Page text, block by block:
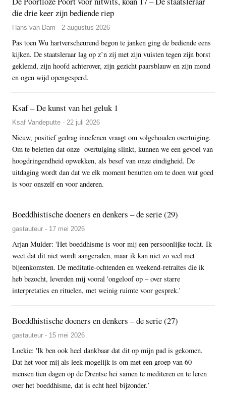
die drie keer zijn bediende riep
Hans van Dam - 2 augustus 2026
Pas toen Wu hartverscheurend begon te janken ging de bediende eens
kijken. De staatsleraar lag op z’n zij met zijn vuisten tegen zijn borst
geklemd, zijn hoofd achterover, zijn gezicht paarsblauw en zijn mond
en ogen wijd opengesperd.
Ksaf – De kunst van het geluk 1
Ksaf Vandeputte - 22 juli 2026
Nieuw, positief gedrag inoefenen vraagt om volgehouden overtuiging.
Om te beletten dat onze overtuiging slinkt, kunnen we een gevoel van
hoogdringendheid opwekken, als besef van onze eindigheid. De
uitdaging wordt dan dat we elk moment benutten om te doen wat goed
is voor onszelf en voor anderen.
Boeddhistische doeners en denkers – de serie (29)
gastauteur - 17 mei 2026
Arjan Mulder: 'Het boeddhisme is voor mij een persoonlijke tocht. Ik
weet dat dit niet wordt aangeraden, maar ik kan niet zo veel met
bijeenkomsten. De meditatie-ochtenden en weekend-retraites die ik
heb bezocht, leverden mij vooral 'ongeloof op – over starre
interpretaties en rituelen, met weinig ruimte voor gesprek.'
Boeddhistische doeners en denkers – de serie (27)
gastauteur - 15 mei 2026
Loekie: 'Ik ben ook heel dankbaar dat dit op mijn pad is gekomen.
Dat het voor mij als leek mogelijk is om met een groep van 60
mensen tien dagen op de Drentse hei samen te mediteren en te leren
over het boeddhisme, dat is echt heel bijzonder.’